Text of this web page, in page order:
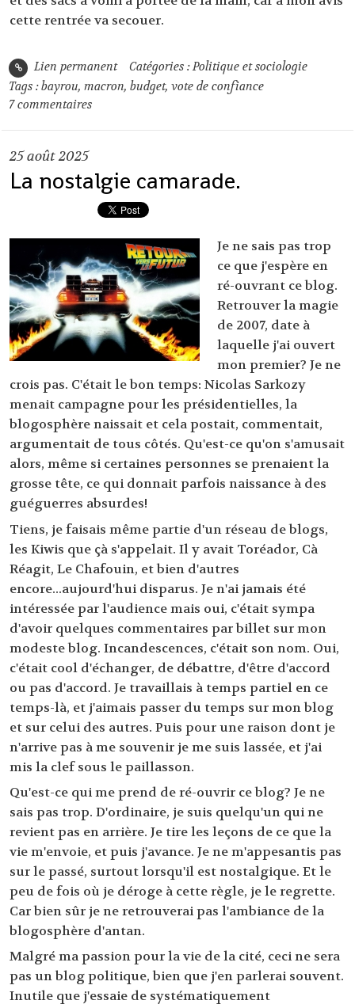
cette rentrée va secouer.
Lien permanent Catégories :Politique et sociologie
Tags :bayrou,macron,budget,vote de confiance
7 commentaires
25août 2025
La nostalgie camarade.
Je ne sais pas trop
ce que j'espère en
ré-ouvrant ce blog.
Retrouver la magie
de 2007, date à
laquelle j'ai ouvert
mon premier? Je ne
crois pas. C'était le bon temps: Nicolas Sarkozy
menait campagne pour les présidentielles, la
blogosphère naissait et cela postait, commentait,
argumentait de tous côtés. Qu'est-ce qu'on s'amusait
alors, même si certaines personnes se prenaient la
grosse tête, ce qui donnait parfois naissance à des
guéguerres absurdes!
Tiens, je faisais même partie d'un réseau de blogs,
les Kiwis que çà s'appelait. Il y avait Toréador, Cà
Réagit, Le Chafouin, et bien d'autres
encore...aujourd'hui disparus. Je n'ai jamais été
intéressée par l'audience mais oui, c'était sympa
d'avoir quelques commentaires par billet sur mon
modeste blog. Incandescences, c'était son nom. Oui,
c'était cool d'échanger, de débattre, d'être d'accord
ou pas d'accord. Je travaillais à temps partiel en ce
temps-là, et j'aimais passer du temps sur mon blog
et sur celui des autres. Puis pour une raison dont je
n'arrive pas à me souvenir je me suis lassée, et j'ai
mis la clef sous le paillasson.
Qu'est-ce qui me prend de ré-ouvrir ce blog? Je ne
sais pas trop. D'ordinaire, je suis quelqu'un qui ne
revient pas en arrière. Je tire les leçons de ce que la
vie m'envoie, et puis j'avance. Je ne m'appesantis pas
sur le passé, surtout lorsqu'il est nostalgique. Et le
peu de fois où je déroge à cette règle, je le regrette.
Car bien sûr je ne retrouverai pas l'ambiance de la
blogosphère d'antan.
Malgré ma passion pour la vie de la cité, ceci ne sera
pas un blog politique, bien que j'en parlerai souvent.
Inutile que j'essaie de systématiquement